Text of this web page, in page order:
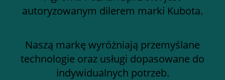
autoryzowanym dilerem marki Kubota.
Naszą markę wyróżniają przemyślane
technologie oraz usługi dopasowane do
indywidualnych potrzeb.